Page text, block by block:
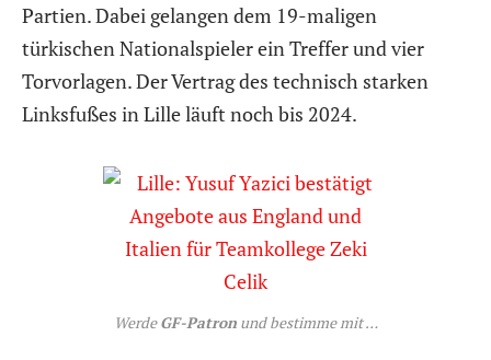
Partien. Dabei gelangen dem 19-maligen
türkischen Nationalspieler ein Treffer und vier
Torvorlagen. Der Vertrag des technisch starken
Linksfußes in Lille läuft noch bis 2024.
WerdeGF-Patronund bestimme mit …